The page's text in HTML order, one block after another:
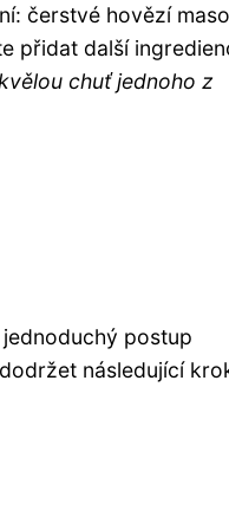
čerstvé hovězí
přidat další
chuť jednoho z
postup
následující